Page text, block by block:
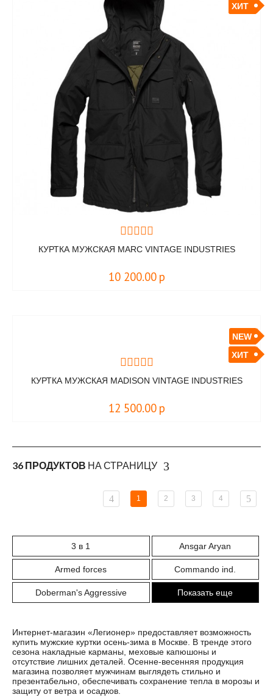
ХИТ
КУРТКА МУЖСКАЯ MARC VINTAGE INDUSTRIES
10 200.00 р
NEW
ХИТ
КУРТКА МУЖСКАЯ MADISON VINTAGE INDUSTRIES
12 500.00 р
36 ПРОДУКТОВ НА СТРАНИЦУ
1 2 3 4
3 в 1 Ansgar Aryan
Armed forces Commando ind.
Doberman's Aggressive Показать еще
Интернет-магазин «Легионер» предоставляет возможность
купить мужские куртки осень-зима в Москве. В тренде этого
сезона накладные карманы, меховые капюшоны и
отсутствие лишних деталей. Осенне-весенняя продукция
магазина позволяет мужчинам выглядеть стильно и
презентабельно, обеспечивать сохранение тепла в морозы и
защиту от ветра и осадков.